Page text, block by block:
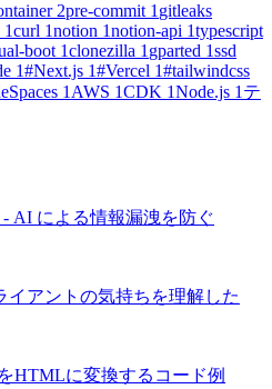
2pre-commit 1 gitleaks
1curl 1notion 1notion-api 1typescript
boot 1clonezilla 1 gparted 1ssd
1#Next.js 1#Vercel 1#tailwindcss
1 AWS 1CDK 1Node.js 1 テ
- AI による情報漏洩を防ぐ
イアントの気持ちを理解した
HTMLに変換するコード例